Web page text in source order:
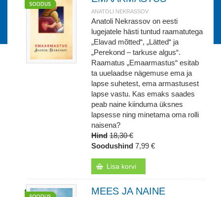
ANATOLI NEKRASSOV
Anatoli Nekrassov on eesti
lugejatele hästi tuntud raamatutega
„Elavad mõtted“, „Lätted“ ja
„Perekond – tarkuse algus“.
Raamatus „Emaarmastus“ esitab
ta uuelaadse nägemuse ema ja
lapse suhetest, ema armastusest
lapse vastu. Kas emaks saades
peab naine kiinduma üksnes
lapsesse ning minetama oma rolli
naisena?
Hind 18,30 €
Soodushind 7,99 €
Lisa korvi
MEES JA NAINE